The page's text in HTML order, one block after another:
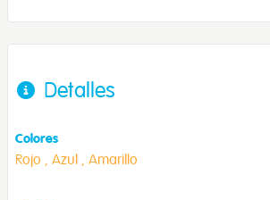
Detalles
Colores
Rojo , Azul , Amarillo